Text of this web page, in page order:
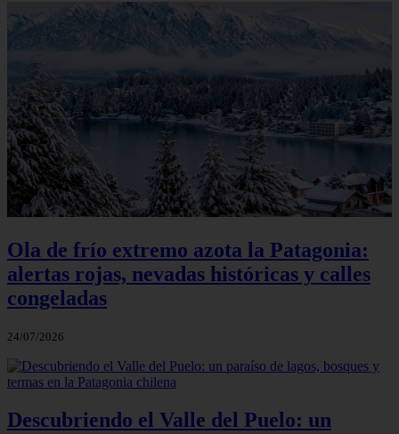
Ola de frío extremo azota la Patagonia:
alertas rojas, nevadas históricas y calles
congeladas
24/07/2026
Descubriendo el Valle del Puelo: un